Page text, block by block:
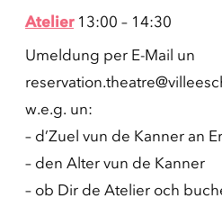
Atelier13:00 – 14:30
Umeldung per E-Mail un
w.e.g. un:
– d’Zuel vun de Kanner an
– den Alter vun de Kanner
– ob Dir de Atelier och